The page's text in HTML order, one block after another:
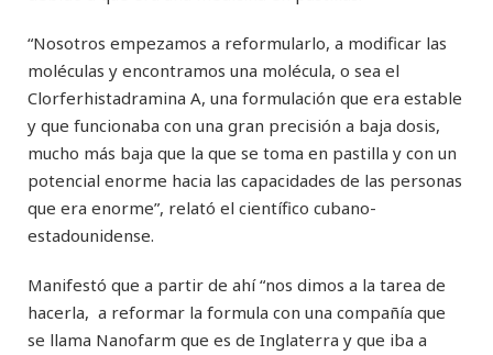
“Nosotros empezamos a reformularlo, a modificar las
moléculas y encontramos una molécula, o sea el
Clorferhistadramina A, una formulación que era estable
y que funcionaba con una gran precisión a baja dosis,
mucho más baja que la que se toma en pastilla y con un
potencial enorme hacia las capacidades de las personas
que era enorme”, relató el científico cubano-
estadounidense.
Manifestó que a partir de ahí “nos dimos a la tarea de
hacerla, a reformar la formula con una compañía que
se llama Nanofarm que es de Inglaterra y que iba a